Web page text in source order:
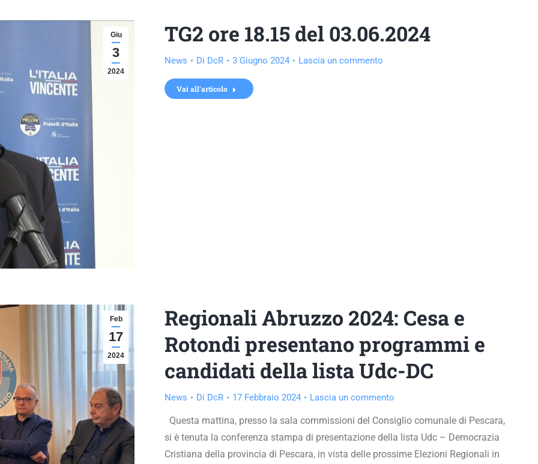
Giu
3
2024
TG2 ore 18.15 del 03.06.2024
News Di DcR 3 Giugno 2024 Lascia un commento
Vai all'articolo
Feb
17
2024
Regionali Abruzzo 2024: Cesa e
Rotondi presentano programmi e
candidati della lista Udc-DC
News Di DcR 17 Febbraio 2024 Lascia un commento
Questa mattina, presso la sala commissioni del Consiglio comunale di Pescara,
si è tenuta la conferenza stampa di presentazione della lista Udc – Democrazia
Cristiana della provincia di Pescara, in vista delle prossime Elezioni Regionali in